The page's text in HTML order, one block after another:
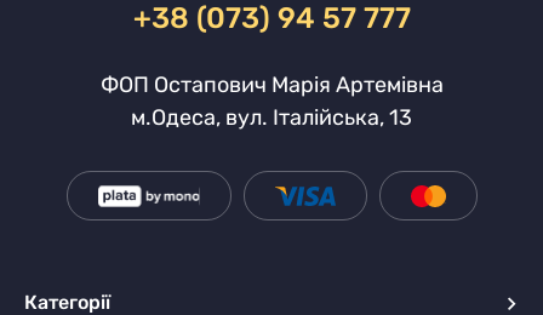
+38 (073) 94 57 777
ФОП Остапович Марія Артемівна
м.Одеса, вул. Італійська, 13
Категорії